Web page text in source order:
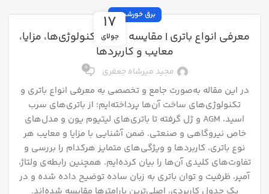
17
جولای
برق خورشیدی
معرفی انواع باتری | مقایسه کامل تکنولوژی‌ها، مزایا،
معایب و کاربردها
مجید میرشاه جعفری 0
در این مقاله به‌صورت جامع و تخصصی به معرفی انواع باتری و
تکنولوژی‌های ساخت آن‌ها پرداخته‌ایم؛ از باتری‌های سرب
اسید، AGM و ژل گرفته تا باتری‌های لیتیوم یون و مدل‌های
خاص نیروگاهی و صنعتی. ضمن آشنایی با مزایا و معایب هر
نوع باتری، کاربردها و ویژگی‌های متمایز هرکدام را بررسی و
تفاوت‌های کلیدی آن‌ها را بیان کرده‌ایم. همچنین رابطه‌ی ولتاژ،
آمپر، ظرفیت و توان باتری به زبان ساده توضیح داده شده و در